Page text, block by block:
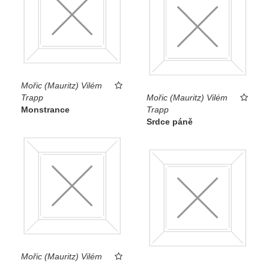
Mořic (Mauritz) Vilém
Trapp
Monstrance
Mořic (Mauritz) Vilém
Trapp
Srdce páně
Mořic (Mauritz) Vilém